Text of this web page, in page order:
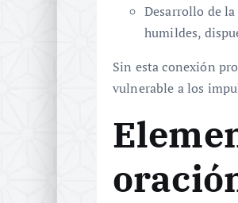
Desarrollo de la
humildes,
Sin esta conexión
vulnerable a los